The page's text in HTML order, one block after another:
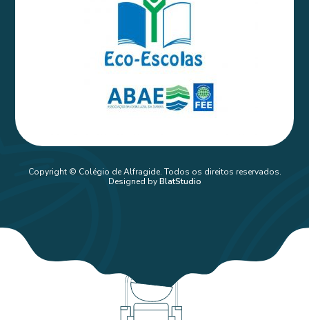
Copyright © Colégio de Alfragide. Todos os direitos reservados.
Designed byBlatStudio